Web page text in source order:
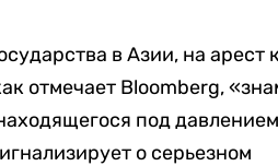
в Азии, на арест
отмечает Bloomberg,
под давлением
о серьезном